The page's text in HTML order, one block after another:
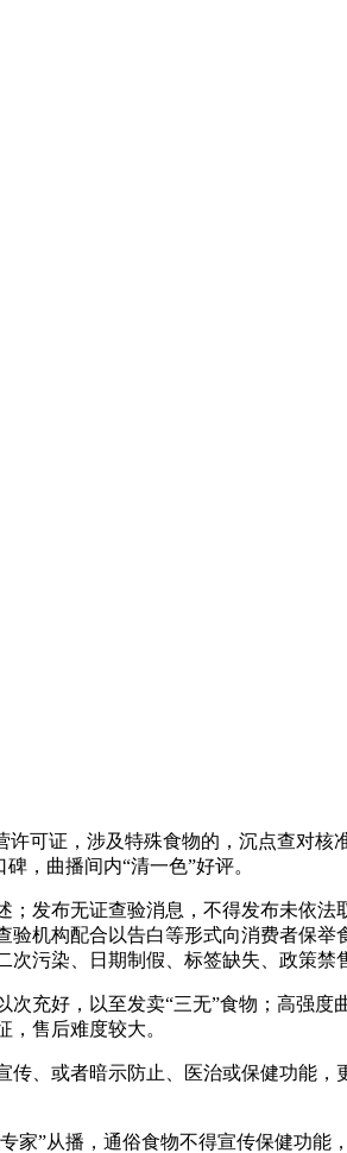
证，涉及特殊食物的，沉点查对核
，曲播间内“清一色”好评。
布无证查验消息，不得发布未依法
机构配合以告白等形式向消费者保
污染、日期制假、标签缺失、政策禁
好，以至发卖“三无”食物；高强度
售后难度较大。
或者暗示防止、医治或保健功能，
从播，通俗食物不得宣传保健功能